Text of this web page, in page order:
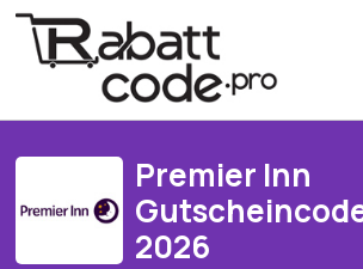
Premier Inn
2026